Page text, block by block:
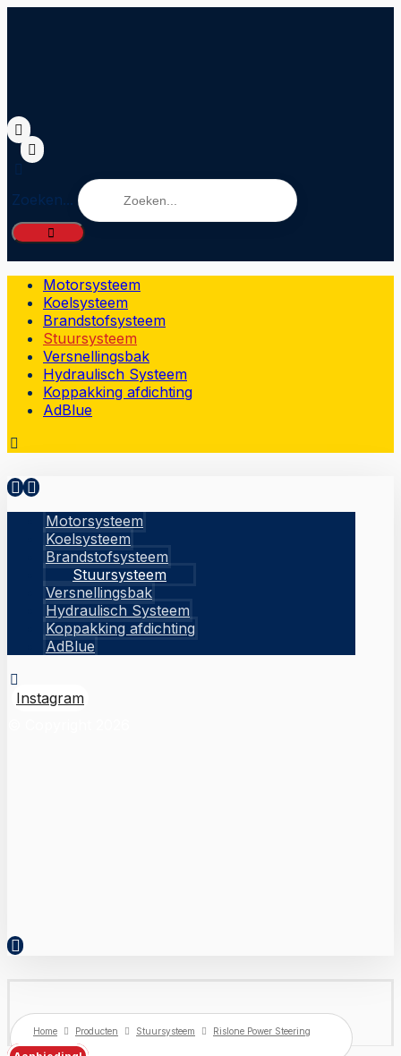
Zoeken...
Motorsysteem
Koelsysteem
Brandstofsysteem
Stuursysteem
Versnellingsbak
Hydraulisch Systeem
Koppakking afdichting
AdBlue
Motorsysteem
Koelsysteem
Brandstofsysteem
Stuursysteem
Versnellingsbak
Hydraulisch Systeem
Koppakking afdichting
AdBlue
Instagram
Home Producten Stuursysteem
Rislone Power Steering
Stop Leak